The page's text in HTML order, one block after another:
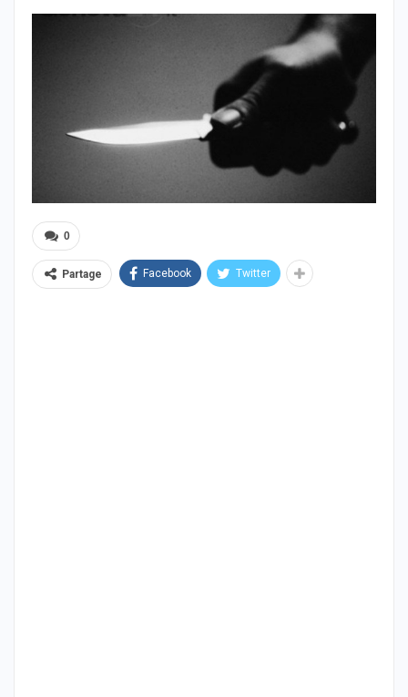
0
Partage Facebook Twitter